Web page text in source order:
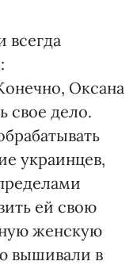
всегда
Оксана
свое дело.
украинцев,
ей свою
женскую
вышивали в